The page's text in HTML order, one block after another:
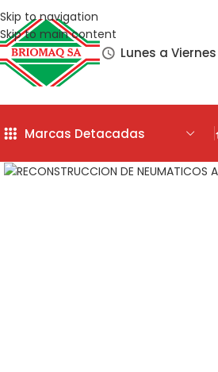
Skip to navigation
Skip to main content
Lunes a
Marcas Detacadas